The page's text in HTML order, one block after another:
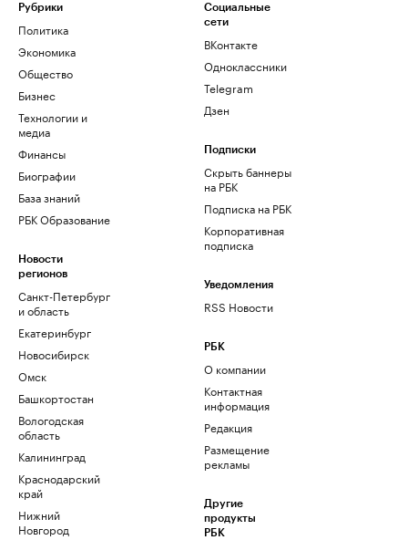
Рубрики
Политика
Экономика
Общество
Бизнес
Технологии и
медиа
Финансы
Биографии
База знаний
РБК Образование
Новости
регионов
Санкт-Петербург
и область
Екатеринбург
Новосибирск
Омск
Башкортостан
Вологодская
область
Калининград
Краснодарский
край
Нижний
Новгород
Социальные
сети
ВКонтакте
Одноклассники
Telegram
Дзен
Подписки
Скрыть баннеры
на РБК
Подписка на РБК
Корпоративная
подписка
Уведомления
RSS Новости
РБК
О компании
Контактная
информация
Редакция
Размещение
рекламы
Другие
продукты
РБК